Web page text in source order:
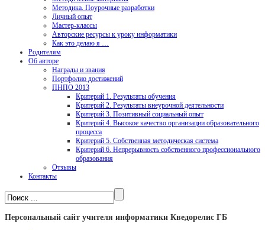
Методика. Поурочные разработки
Личный опыт
Мастер-классы
Авторские ресурсы к уроку информатики
Как это делаю я …
Родителям
Об авторе
Награды и звания
Портфолио достижений
ПНПО 2013
Критерий 1. Результаты обучения
Критерий 2. Результаты внеурочной деятельности
Критерий 3. Позитивный социальный опыт
Критерий 4. Высокое качество организации образовательного
процесса
Критерий 5. Собственная методическая система
Критерий 6. Непрерывность собственного профессионального
образования
Отзывы
Контакты
Персональный сайт учителя информатики Кведорелис ГБ